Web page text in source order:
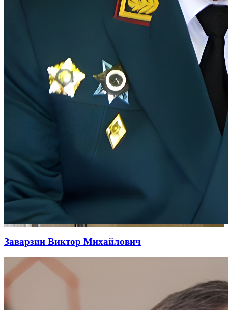
Заварзин Виктор Михайлович